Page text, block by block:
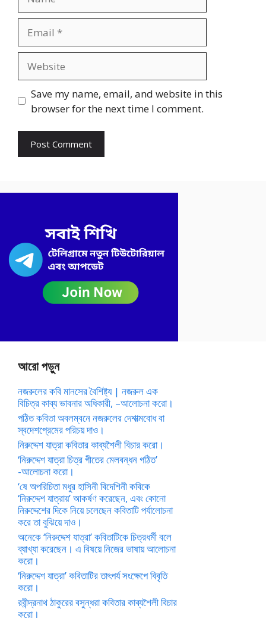
Save my name, email, and website in this
browser for the next time I comment.
আরো পড়ুন
নজরুলের কবি মানসের বৈশিষ্ট্য | নজরুল এক
বিচিত্র কাব্য ভাবনার অধিকারী, –আলোচনা করো।
পঠিত কবিতা অবলম্বনে নজরুলের দেশাত্মবোধ বা
স্বদেশপ্রেমের পরিচয় দাও।
নিরুদ্দেশ যাত্রা কবিতার কাব্যশৈলী বিচার করো।
‘নিরুদ্দেশ যাত্রা চিত্র গীতের মেলবন্ধন গঠিত’
-আলোচনা করো।
‘ষে অপরিচিতা মধুর হাসিনী বিদেশিনী কবিকে
‘নিরুদ্দেশ যাত্রায়’ আকর্ষণ করেছেন, এবং কোনো
নিরুদ্দেশের দিকে নিয়ে চলেছেন কবিতাটি পর্যালোচনা
করে তা বুঝিয়ে দাও।
অনেকে ‘নিরুদ্দেশ যাত্রা’ কবিতাটিকে চিত্রধর্মী বলে
ব্যাখ্যা করেছেন। এ বিষয়ে নিজের ভাষায় আলোচনা
করো।
‘নিরুদ্দেশ যাত্রা’ কবিতাটির তাৎপর্য সংক্ষেপে বিবৃতি
করো।
রবীন্দ্রনাথ ঠাকুরের বসুন্ধরা কবিতার কাব্যশৈলী বিচার
করো।